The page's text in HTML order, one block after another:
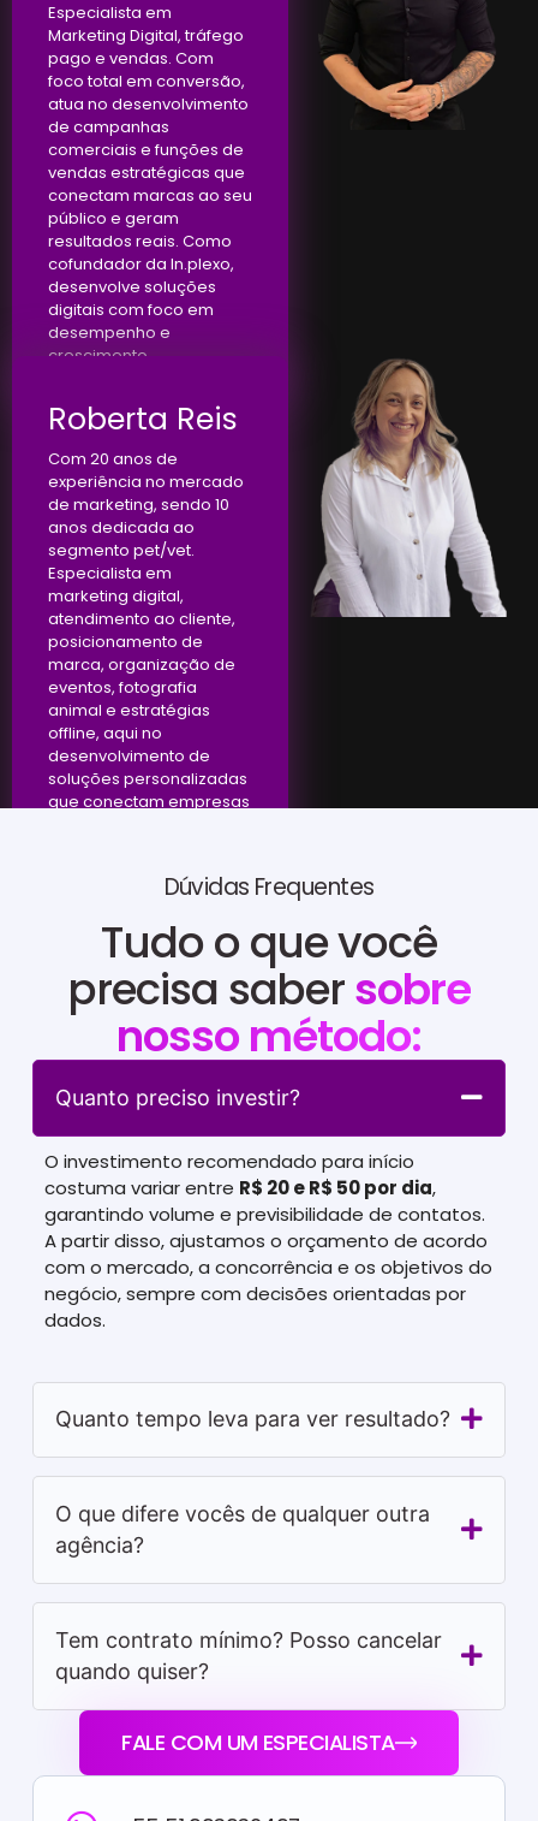
Especialista em
Marketing Digital, tráfego
pago e vendas. Com
foco total em conversão,
atua no desenvolvimento
de campanhas
comerciais e funções de
vendas estratégicas que
conectam marcas ao seu
público e geram
resultados reais. Como
cofundador da In.plexo,
desenvolve soluções
digitais com foco em
desempenho e
crescimento.
Roberta Reis
Com 20 anos de
experiência no mercado
de marketing, sendo 10
anos dedicada ao
segmento pet/vet.
Especialista em
marketing digital,
atendimento ao cliente,
posicionamento de
marca, organização de
eventos, fotografia
animal e estratégias
offline, aqui no
desenvolvimento de
soluções personalizadas
que conectam empresas
Dúvidas Frequentes
Tudo o que você
precisa sabersobre
nosso método:
Quanto preciso investir?
O investimento recomendado para início
costuma variar entre R$ 20 e R$ 50 por dia,
garantindo volume e previsibilidade de contatos.
A partir disso, ajustamos o orçamento de acordo
com o mercado, a concorrência e os objetivos do
negócio, sempre com decisões orientadas por
dados.
Quanto tempo leva para ver resultado?
O que difere vocês de qualquer outra
agência?
Tem contrato mínimo? Posso cancelar
quando quiser?
FALE COM UM ESPECIALISTA